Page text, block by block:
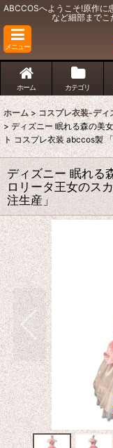
ABCCOSへようこそ!原作に
など細部までこ
メニュー
ホーム カテゴリ
ホーム > コスプレ衣装-ディ
> ディズニー 眠れる森の美
ト コスプレ衣装 abccos製 「
ディズニー 眠れる
ロリータ王女のス
注生産」